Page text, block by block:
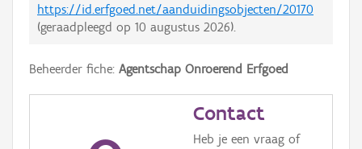
https://id.erfgoed.net/aanduidingsobjecten/20170
(geraadpleegd op 10 augustus 2026).
Beheerder fiche: Agentschap Onroerend Erfgoed
Contact
Heb je een vraag of